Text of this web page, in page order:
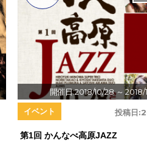
開催日:2018/10/28～ 2018/
投稿日:
イベント
第1回 かんなべ高原JAZZ